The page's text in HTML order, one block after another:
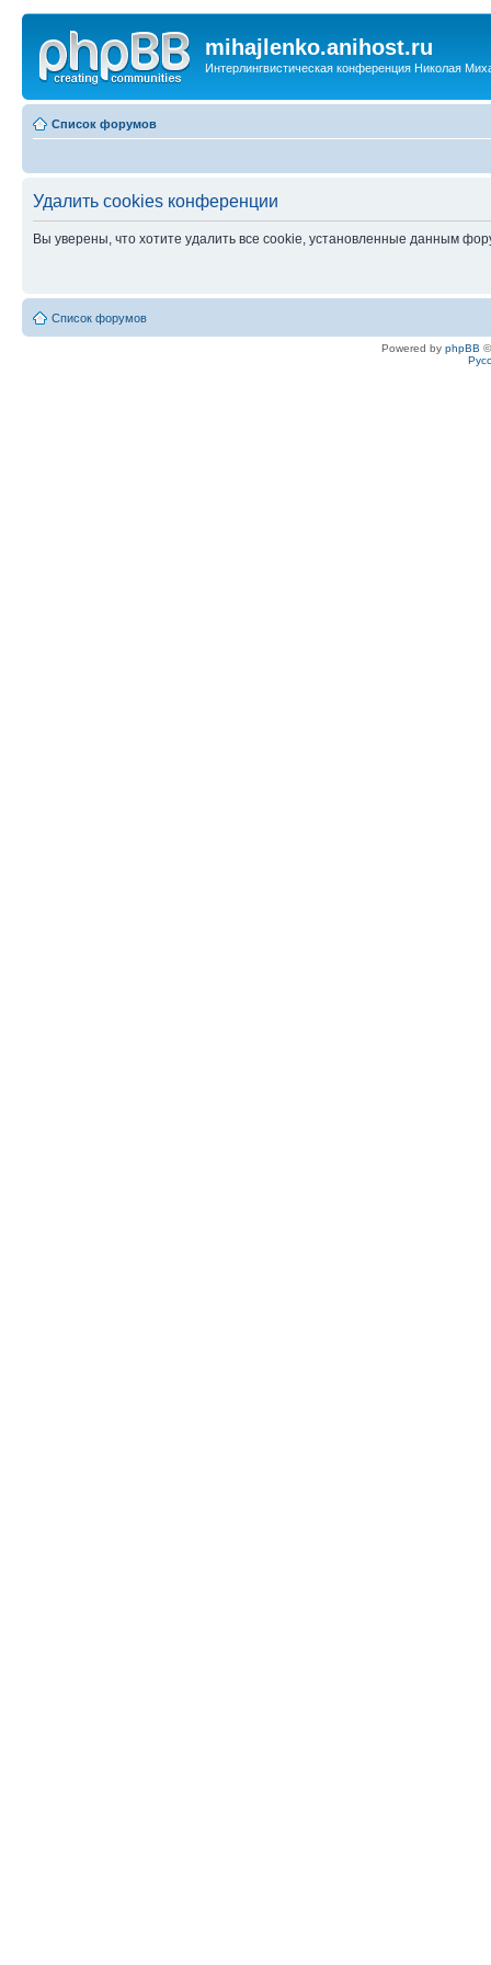
mihajlenko.anihost.ru
Интерлингвистическая конференция Николая
Список форумов
Удалить cookies конференции
Вы уверены, что хотите удалить все cookie, установленные данным
Список форумов
Powered by phpBB